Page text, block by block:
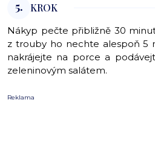
5. KROK
Nákyp pečte přibližně 30
z trouby ho nechte alespoň 5
nakrájejte na porce a
zeleninovým salátem.
Reklama